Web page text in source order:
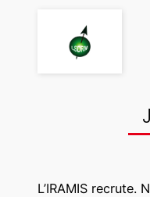
L’IRAMIS recrute.